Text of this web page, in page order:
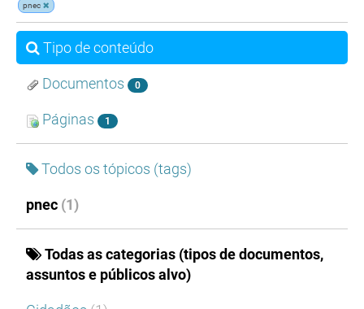
pnec
Tipo de conteúdo
Documentos 0
Páginas 1
Todos os tópicos (tags)
pnec (1)
Todas as categorias (tipos de documentos,
assuntos e públicos alvo)